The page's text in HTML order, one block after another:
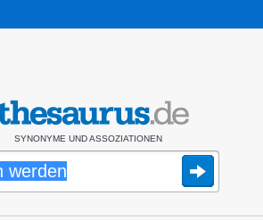
SYNONYME UND ASSOZIATIONEN